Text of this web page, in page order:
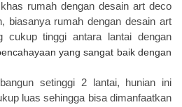
rumah dengan desain art deco
biasanya rumah dengan desain art
cukup tinggi antara lantai dengan
yang sangat baik dengan
setinggi 2 lantai, hunian ini
luas sehingga bisa dimanfaatkan